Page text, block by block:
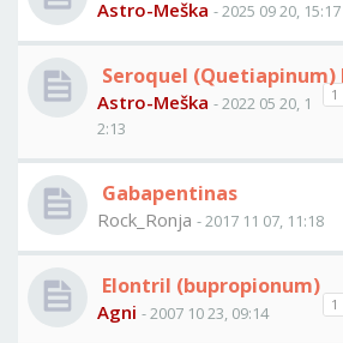
Astro-Meška - 2025 09 20, 15:17
Seroquel (Quetiapinum)
1
Astro-Meška - 2022 05 20, 1
2:13
Gabapentinas
Rock_Ronja - 2017 11 07, 11:18
Elontril (bupropionum)
1
Agni - 2007 10 23, 09:14